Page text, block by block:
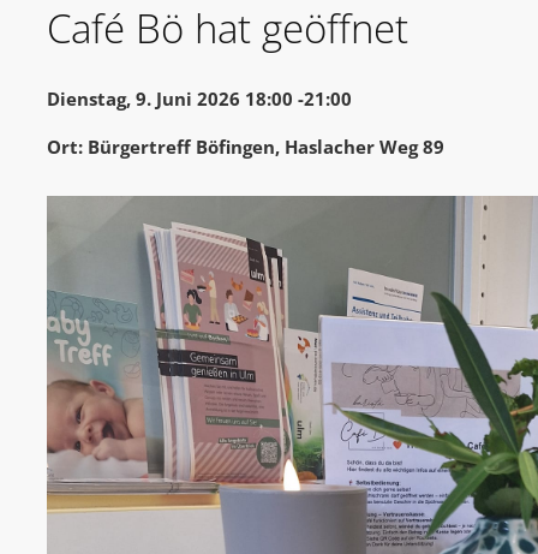
Café Bö hat geöffnet
Dienstag, 9. Juni 2026 18:00 -21:00
Ort: Bürgertreff Böfingen, Haslacher Weg 89